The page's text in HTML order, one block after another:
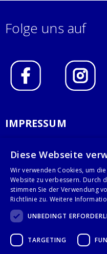
Folge uns auf
IMPRESSUM
AGB
KONTAKT
Stalgast GmbH
28359 Bremen
Diese Webseite
Wir verwenden Cookies, um
Website zu verbessern. Durch
stimmen Sie der Verwendung
Richtlinie zu. Weitere
UNBEDINGT
TARGETING